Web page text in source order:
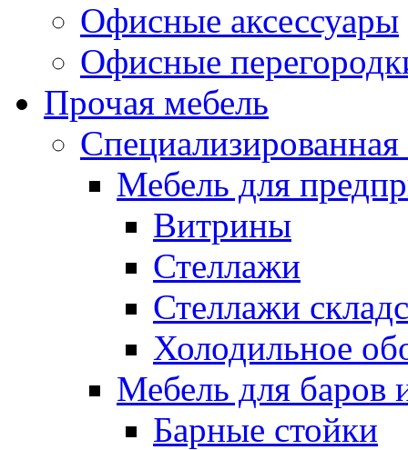
Офисные аксессуары
Офисные
Прочая мебель
Специализированная
Мебель для
Витрины
Стеллажи
Стеллажи
Холодильное
Мебель для баров
Барные стойки